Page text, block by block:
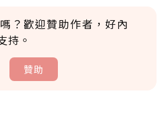
？歡迎贊助作者，好內
持。
贊助